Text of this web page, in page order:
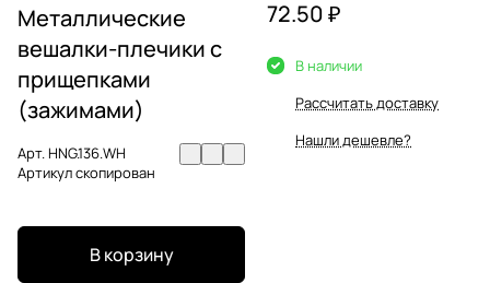
Металлические
вешалки-плечики с
прищепками
(зажимами)
Арт.HNG.136.WH
Артикул скопирован
В корзину
72.50 ₽
В наличии
Рассчитать доставку
Нашли дешевле?